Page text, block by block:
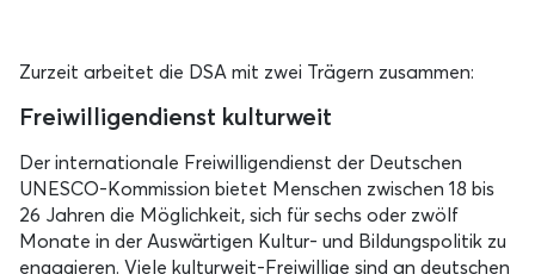
Zurzeit arbeitet die DSA mit zwei Trägern zusammen:
Freiwilligendienst kulturweit
Der internationale Freiwilligendienst der Deutschen
UNESCO-Kommission bietet Menschen zwischen 18 bis
26 Jahren die Möglichkeit, sich für sechs oder zwölf
Monate in der Auswärtigen Kultur- und Bildungspolitik zu
engagieren. Viele kulturweit-Freiwillige sind an deutschen